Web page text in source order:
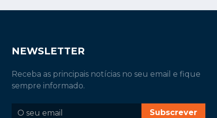
NEWSLETTER
Receba as principais notícias no seu email e fique
sempre informado.
Subscrever